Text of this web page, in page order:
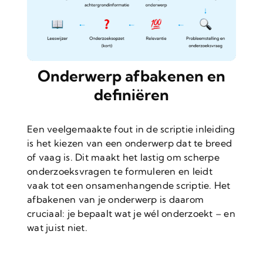
Onderwerp afbakenen en
definiëren
Een veelgemaakte fout in de scriptie inleiding
is het kiezen van een onderwerp dat te breed
of vaag is. Dit maakt het lastig om scherpe
onderzoeksvragen te formuleren en leidt
vaak tot een onsamenhangende scriptie. Het
afbakenen van je onderwerp is daarom
cruciaal: je bepaalt wat je wél onderzoekt – en
wat juist niet.